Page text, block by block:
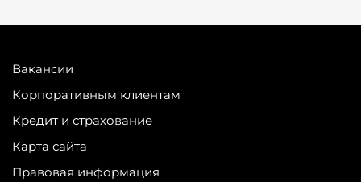
Вакансии
Корпоративным клиентам
Кредит и страхование
Карта сайта
Правовая информация